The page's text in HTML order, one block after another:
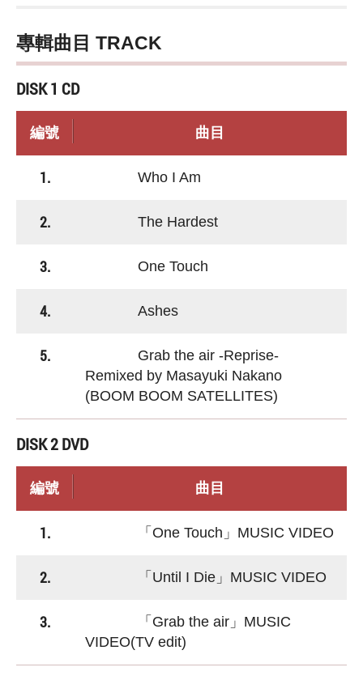
專輯曲目 TRACK
DISK 1 CD
編號 曲目
1. Who I Am
2. The Hardest
3. One Touch
4. Ashes
5.
Grab the air -Reprise-
Remixed by Masayuki Nakano
(BOOM BOOM SATELLITES)
DISK 2 DVD
編號 曲目
1. 「One Touch」MUSIC VIDEO
2. 「Until I Die」MUSIC VIDEO
3.
「Grab the air」MUSIC
VIDEO(TV edit)